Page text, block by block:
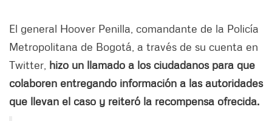
El general Hoover Penilla, comandante de la Policía
Metropolitana de Bogotá, a través de su cuenta en
Twitter, hizo un llamado a los ciudadanos para que
colaboren entregando información a las autoridades
que llevan el caso y reiteró la recompensa ofrecida.